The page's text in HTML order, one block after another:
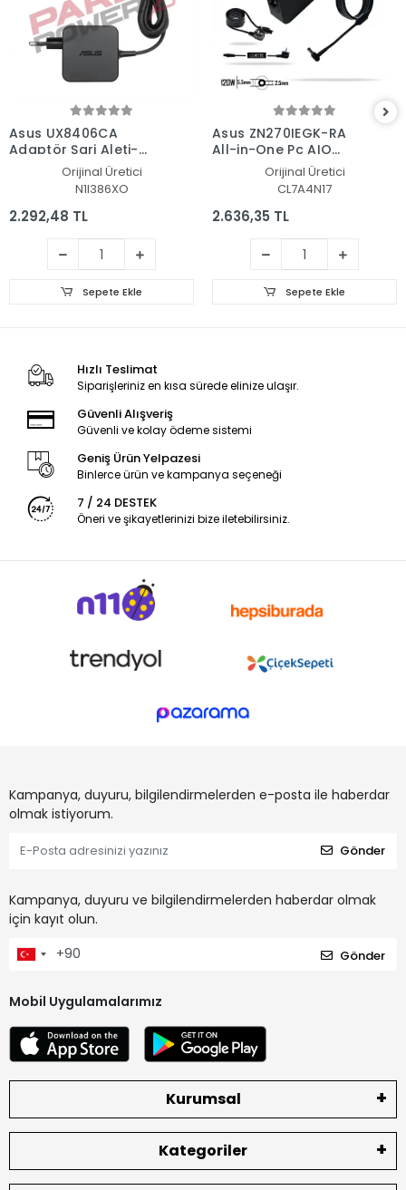
Asus UX8406CA
Adaptör Şarj Aleti-
Orijinal Üretici
N1I386XO
2.292,48 TL
Sepete Ekle
Asus ZN270IEGK-RA
All-in-One Pc AIO
Adaptör Şarj Aleti-
Orijinal Üretici
CL7A4N17
2.636,35 TL
Sepete Ekle
Hızlı Teslimat
Siparişleriniz en kısa sürede elinize ulaşır.
Güvenli Alışveriş
Güvenli ve kolay ödeme sistemi
Geniş Ürün Yelpazesi
Binlerce ürün ve kampanya seçeneği
7 / 24 DESTEK
Öneri ve şikayetlerinizi bize iletebilirsiniz.
Kampanya, duyuru, bilgilendirmelerden e-posta ile haberdar
olmak istiyorum.
Gönder
Kampanya, duyuru ve bilgilendirmelerden haberdar olmak
için kayıt olun.
Gönder
Mobil Uygulamalarımız
Kurumsal
Kategoriler